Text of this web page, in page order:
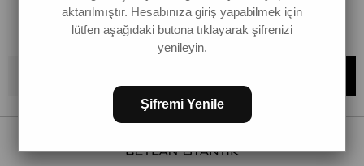
Bültene kaydolun, kampanya ve yenilikleri kaçırmayın!
aktarılmıştır. Hesabınıza giriş yapabilmek için
lütfen aşağıdaki butona tıklayarak şifrenizi
yenileyin.
Şifremi Yenile